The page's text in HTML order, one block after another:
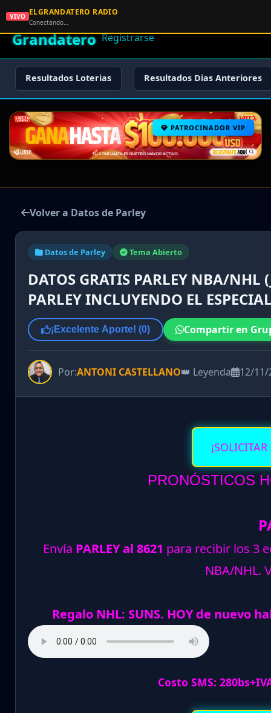
🌟 El
Grandatero Registrarse
Resultados Loterias Resultados Dias Anteriores
PATROCINADOR VIP
Volver a Datos de Parley
Datos de Parley Tema Abierto
DATOS GRATIS PARLEY NBA/NHL
PARLEY INCLUYENDO EL
¡Excelente Aporte! (0) Compartir en
Por:ANTONI CASTELLANO👑 Leyenda 12/11/
PRONÓSTICOS
Envía PARLEY al 8621 para recibir los 3
NBA/NHL.
Regalo NHL: SUNS. HOY de nuevo
Costo SMS:
VIVO ELGRANDATERO RADIO
Conectando…